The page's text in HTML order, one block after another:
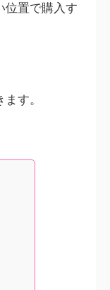
位置で購入す
す。